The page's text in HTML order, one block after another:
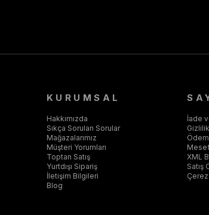
KURUMSAL
Hakkımızda
Sıkça Sorulan Sorular
Mağazalarımız
Müşteri Yorumları
Toptan Satış
Yurtdışı Sipariş
İletişim Bilgileri
Blog
İade
XML
Satış